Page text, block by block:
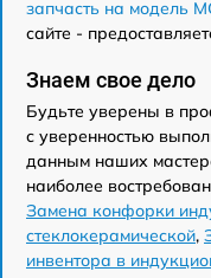
запчасть на модель
сайте -
Знаем свое дело
Будьте уверены в
с уверенностью
данным наших
наиболее
Замена конфорки
стеклокерамической,
инвентора в